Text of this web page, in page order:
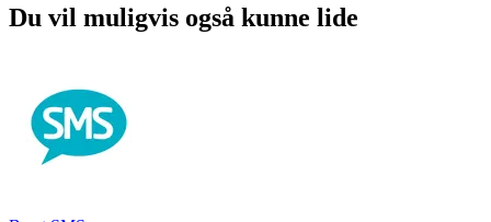
Du vil muligvis også kunne lide